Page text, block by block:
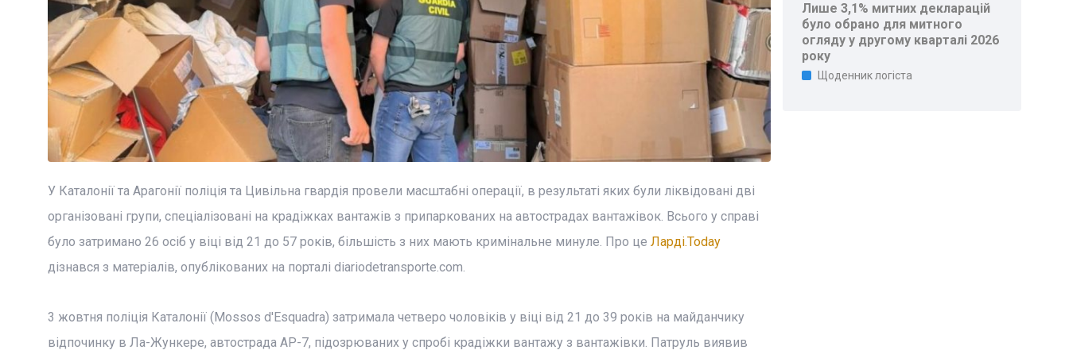
У Каталонії та Арагонії поліція та Цивільна гвардія провели масштабні операції, в результаті яких були ліквідовані дві
організовані групи, спеціалізовані на крадіжках вантажів з припаркованих на автострадах вантажівок. Всього у справі
було затримано 26 осіб у віці від 21 до 57 років, більшість з них мають кримінальне минуле. Про це Ларді.Today
дізнався з матеріалів, опублікованих на порталі diariodetransporte.com.
3 жовтня поліція Каталонії (Mossos d'Esquadra) затримала четверо чоловіків у віці від 21 до 39 років на майданчику
відпочинку в Ла-Жункере, автострада AP-7, підозрюваних у спробі крадіжки вантажу з вантажівки. Патруль виявив
Лише 3,1% митних декларацій
було обрано для митного
огляду у другому кварталі 2026
року
Щоденник логіста